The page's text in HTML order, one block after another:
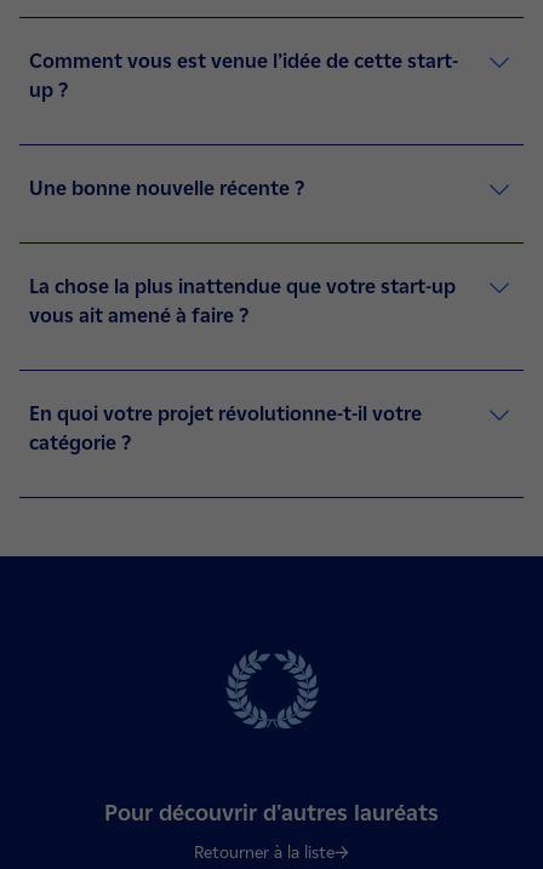
Comment vous est venue l’idée de cette start-
up ?
Une bonne nouvelle récente ?
La chose la plus inattendue que votre start-up
vous ait amené à faire ?
En quoi votre projet révolutionne-t-il votre
catégorie ?
Pour découvrir d'autres lauréats
Retourner à la liste